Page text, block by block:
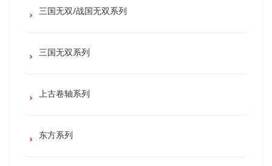
三国无双/战国无双系列
三国无双系列
上古卷轴系列
东方系列